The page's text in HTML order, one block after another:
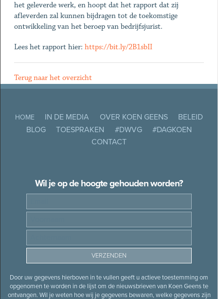
het geleverde werk, en hoopt dat het rapport dat zij
afleverden zal kunnen bijdragen tot de toekomstige
ontwikkeling van het beroep van bedrijfsjurist.
Lees het rapport hier: https://bit.ly/2B1sbII
Terug naar het overzicht
HOME IN DE MEDIA OVER KOEN GEENS
BELEID
BLOG
TOESPRAKEN #DWVG
#DAGKOEN
CONTACT
Wil je op de hoogte gehouden worden?
Door uw gegevens hierboven in te vullen geeft u actieve toestemming om
opgenomen te worden in de lijst om de nieuwsbrieven van Koen Geens te
ontvangen. Wil je weten hoe wij je gegevens bewaren, welke gegevens zijn